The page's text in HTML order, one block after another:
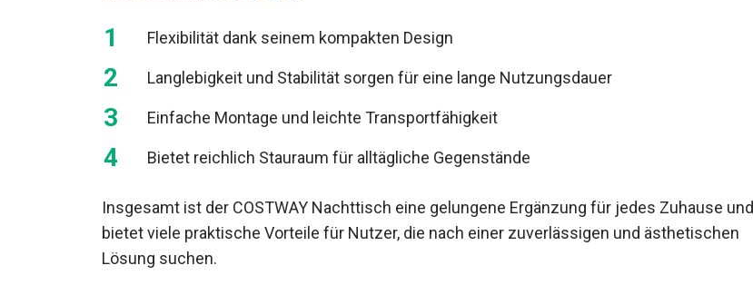
Flexibilität dank seinem kompakten Design
Langlebigkeit und Stabilität sorgen für eine lange Nutzungsdauer
Einfache Montage und leichte Transportfähigkeit
Bietet reichlich Stauraum für alltägliche Gegenstände
Insgesamt ist der COSTWAY Nachttisch eine gelungene Ergänzung für jedes Zuhause und
bietet viele praktische Vorteile für Nutzer, die nach einer zuverlässigen und ästhetischen
Lösung suchen.